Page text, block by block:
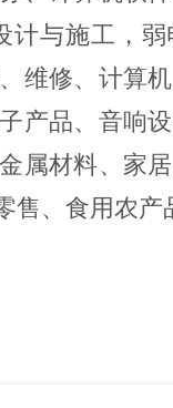
与施工，
维修、计算机
产品、音响
属材料、家
、食用农产